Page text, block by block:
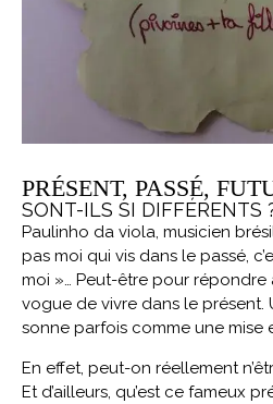
PRÉSENT, PASSÉ,
SONT-ILS SI DIFFÉRENTS
Paulinho da viola, musicien
pas moi qui vis dans le passé,
moi »… Peut-être pour répondre
vogue de vivre dans le présent.
sonne parfois comme une mise
En effet, peut-on réellement
Et d’ailleurs, qu’est ce fameux